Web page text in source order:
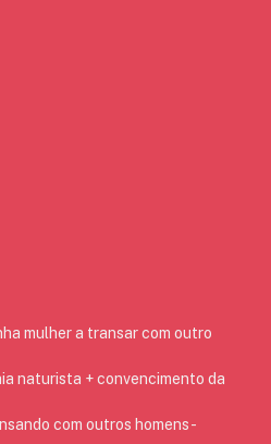
mulher a transar com outro
naturista + convencimento da
com outros homens -